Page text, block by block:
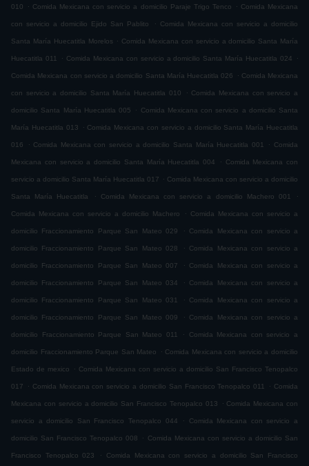
010 . Comida Mexicana con servicio a domicilio Paraje Trigo Tenco . Comida Mexicana
con servicio a domicilio Ejido San Pablito . Comida Mexicana con servicio a domicilio
Santa María Huecatitla Morelos . Comida Mexicana con servicio a domicilio Santa María
Huecatitla 011 . Comida Mexicana con servicio a domicilio Santa María Huecatitla 024 .
Comida Mexicana con servicio a domicilio Santa María Huecatitla 026 . Comida Mexicana
con servicio a domicilio Santa María Huecatitla 010 . Comida Mexicana con servicio a
domicilio Santa María Huecatitla 005 . Comida Mexicana con servicio a domicilio Santa
María Huecatitla 013 . Comida Mexicana con servicio a domicilio Santa María Huecatitla
016 . Comida Mexicana con servicio a domicilio Santa María Huecatitla 001 . Comida
Mexicana con servicio a domicilio Santa María Huecatitla 004 . Comida Mexicana con
servicio a domicilio Santa María Huecatitla 017 . Comida Mexicana con servicio a domicilio
Santa María Huecatitla . Comida Mexicana con servicio a domicilio Machero 001 .
Comida Mexicana con servicio a domicilio Machero . Comida Mexicana con servicio a
domicilio Fraccionamiento Parque San Mateo 029 . Comida Mexicana con servicio a
domicilio Fraccionamiento Parque San Mateo 028 . Comida Mexicana con servicio a
domicilio Fraccionamiento Parque San Mateo 007 . Comida Mexicana con servicio a
domicilio Fraccionamiento Parque San Mateo 034 . Comida Mexicana con servicio a
domicilio Fraccionamiento Parque San Mateo 031 . Comida Mexicana con servicio a
domicilio Fraccionamiento Parque San Mateo 009 . Comida Mexicana con servicio a
domicilio Fraccionamiento Parque San Mateo 011 . Comida Mexicana con servicio a
domicilio Fraccionamiento Parque San Mateo . Comida Mexicana con servicio a domicilio
Estado de mexico . Comida Mexicana con servicio a domicilio San Francisco Tenopalco
017 . Comida Mexicana con servicio a domicilio San Francisco Tenopalco 011 . Comida
Mexicana con servicio a domicilio San Francisco Tenopalco 013 . Comida Mexicana con
servicio a domicilio San Francisco Tenopalco 044 . Comida Mexicana con servicio a
domicilio San Francisco Tenopalco 008 . Comida Mexicana con servicio a domicilio San
Francisco Tenopalco 023 . Comida Mexicana con servicio a domicilio San Francisco